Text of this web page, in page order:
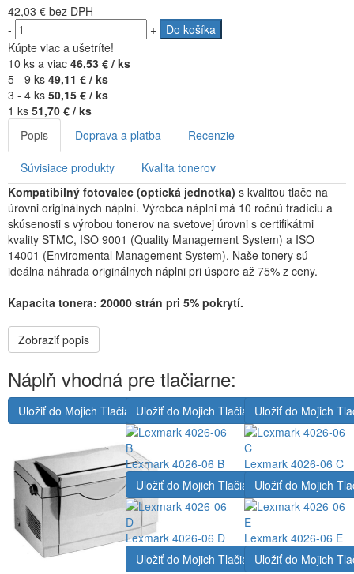
42,03 € bez DPH
-
+
Do košíka
Kúpte viac a ušetríte!
10 ks a viac 46,53 € / ks
5 - 9 ks 49,11 € / ks
3 - 4 ks 50,15 € / ks
1 ks 51,70 € / ks
Popis
Doprava a platba Recenzie
Súvisiace produkty
Kvalita tonerov
Kompatibilný fotovalec (optická jednotka) s kvalitou tlače na
úrovni originálnych náplní. Výrobca náplni má 10 ročnú tradíciu a
skúsenosti s výrobou tonerov na svetovej úrovni s certifikátmi
kvality STMC, ISO 9001 (Quality Management System) a ISO
14001 (Enviromental Management System). Naše tonery sú
ideálna náhrada originálnych náplni pri úspore až 75% z ceny.
Kapacita tonera: 20000 strán pri 5% pokrytí.
Zobraziť popis
Náplň vhodná pre tlačiarne:
Uložiť do Mojich TlačiarníUložiť do Mojich Tlačiarní
Lexmark 4026-06 B
Uložiť do Mojich
Lexmark 4026-06 C
Uložiť do Mojich Tlačiarní
Lexmark 4026-06 D
Uložiť do Mojich
Lexmark 4026-06 E
Uložiť do Mojich TlačiarníUložiť do Mojich